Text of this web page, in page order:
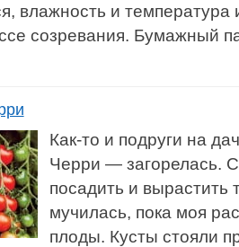
влажность и
созревания. Бумажный
Как-то и подруги на
Черри — загорелась.
посадить и вырастить
мучилась, пока моя
плоды. Кусты стояли